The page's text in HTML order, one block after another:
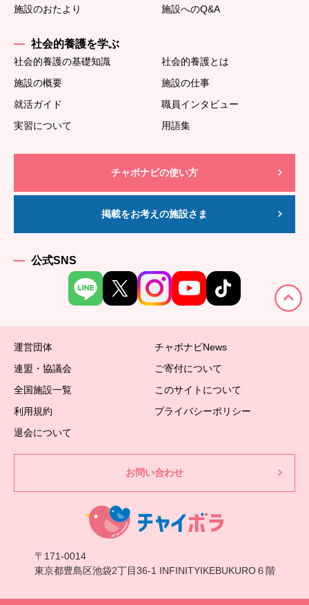
施設のおたより
施設へのQ&A
社会的養護を学ぶ
社会的養護の基礎知識
社会的養護とは
施設の概要
施設の仕事
就活ガイド
職員インタビュー
実習について
用語集
チャボナビの使い方
掲載をお考えの施設さま
公式SNS
運営団体
チャボナビNews
連盟・協議会
ご寄付について
全国施設一覧
このサイトについて
利用規約
プライバシーポリシー
退会について
お問い合わせ
〒171-0014
東京都豊島区池袋2丁目36-1 INFINITYIKEBUKURO６階